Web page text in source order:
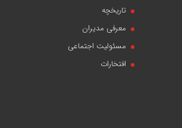
تاریخچه
معرفی مدیران
مسئولیت اجتماعی
افتخارات